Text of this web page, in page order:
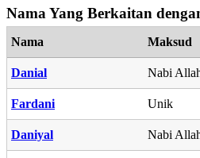
Nama Yang Berkaitan
Nama Maksud
Danial Nabi
Fardani Unik
Daniyal Nabi